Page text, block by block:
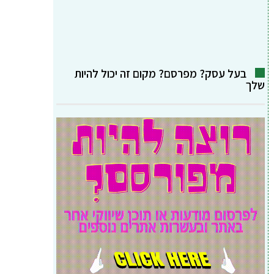
בעל עסק? מפרסם? מקום זה יכול להיות
שלך